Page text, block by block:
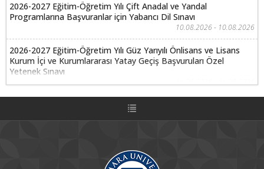
2026-2027 Eğitim-Öğretim Yılı Çift Anadal ve Yandal
Programlarına Başvuranlar için Yabancı Dil Sınavı
10.08.2026 - 10.08.2026
2026-2027 Eğitim-Öğretim Yılı Güz Yarıyılı Önlisans ve Lisans
Kurum İçi ve Kurumlararası Yatay Geçiş Başvuruları Özel
Yetenek Sınavı
2026-2027 Eğitim-Öğretim Yılı Çift Anadal ve Yandal
Programlarına Başvuranlar için Özel Yetenek Sınavları
2026-2027 Eğitim-Öğretim Yılı Güz Yarıyılı Önlisans ve Lisans
Kurum İçi ve Kurumlararası Yatay Geçiş Başvuruları için Yabancı